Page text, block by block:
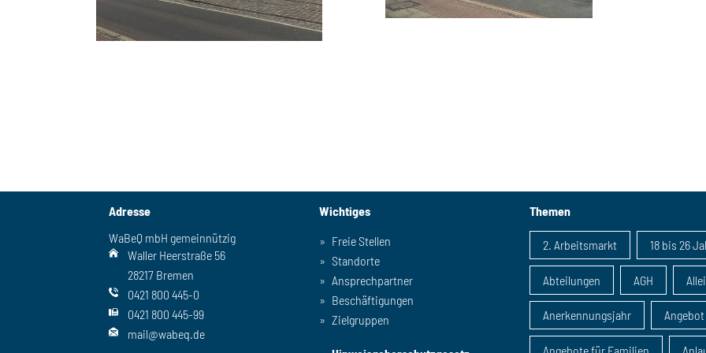
Adresse
WaBeQ mbH gemeinnützig
Waller Heerstraße 56
28217 Bremen
0421 800 445-0
0421 800 445-99
mail@wabeq.de
Wichtiges
Freie Stellen
Standorte
Ansprechpartner
Beschäftigungen
Zielgruppen
Themen
2. Arbeitsmarkt 18 bis 26
Abteilungen AGH
Anerkennungsjahr Angebot